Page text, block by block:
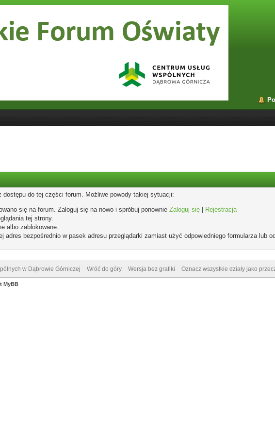
dostępu do tej części forum. Możliwe powody takiej sytuacji:
się na forum. Zaloguj się na nowo i spróbuj ponownieZaloguj się
Rejestracja
tej strony.
albo zablokowane.
adres bezpośrednio w pasek adresu przeglądarki zamiast użyć odpowiedniego formularza lub
w Dąbrowie Górniczej Wróć do góry Wersja bez grafiki Oznacz wszystkie działy jako
MyBB